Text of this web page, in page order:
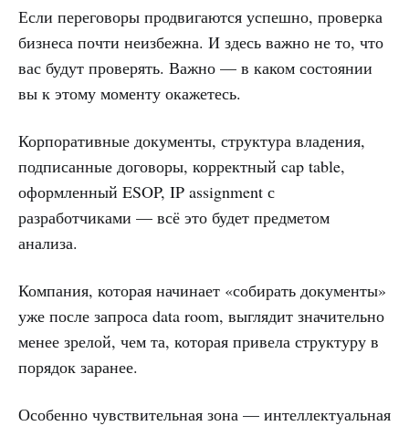
Если переговоры продвигаются успешно, проверка
бизнеса почти неизбежна. И здесь важно не то, что
вас будут проверять. Важно — в каком состоянии
вы к этому моменту окажетесь.
Корпоративные документы, структура владения,
подписанные договоры, корректный cap table,
оформленный ESOP, IP assignment с
разработчиками — всё это будет предметом
анализа.
Компания, которая начинает «собирать документы»
уже после запроса data room, выглядит значительно
менее зрелой, чем та, которая привела структуру в
порядок заранее.
Особенно чувствительная зона — интеллектуальная